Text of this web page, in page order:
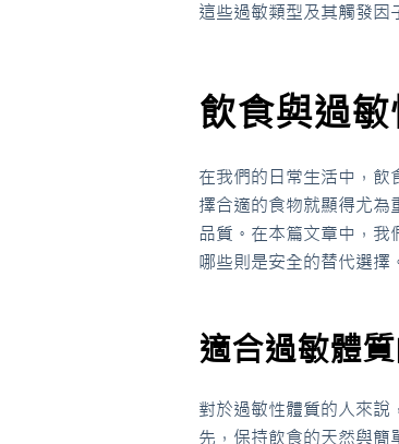
這些過敏類型及其觸發因
飲食與過
在我們的日常生活中，飲
擇合適的食物就顯得尤為
品質。在本篇文章中，我
哪些則是安全的替代選擇
適合過敏體
對於過敏性體質的人來說
先，保持飲食的天然與簡